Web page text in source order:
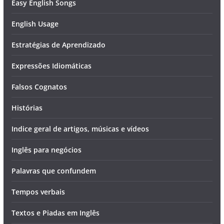
Easy English Songs
English Usage
Estratégias de Aprendizado
Expressões Idiomáticas
Falsos Cognatos
Histórias
Indice geral de artigos, músicas e vídeos
Inglês para negócios
Palavras que confundem
Tempos verbais
Textos e Piadas em Inglês